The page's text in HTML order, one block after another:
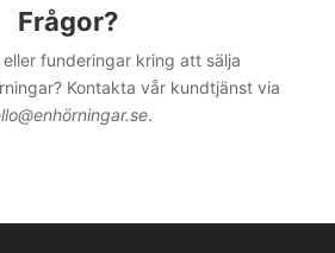
Frågor?
funderingar kring att sälja
Kontakta vår kundtjänst via
.